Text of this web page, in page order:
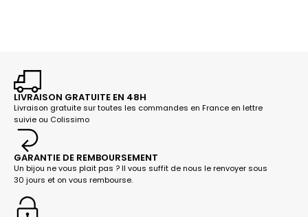
LIVRAISON GRATUITE EN 48H
Livraison gratuite sur toutes les commandes en France en lettre
suivie ou Colissimo
GARANTIE DE REMBOURSEMENT
Un bijou ne vous plait pas ? Il vous suffit de nous le renvoyer sous
30 jours et on vous rembourse.